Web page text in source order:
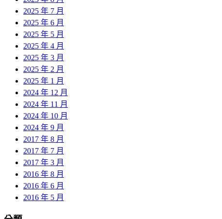
2025 年 7 月
2025 年 6 月
2025 年 5 月
2025 年 4 月
2025 年 3 月
2025 年 2 月
2025 年 1 月
2024 年 12 月
2024 年 11 月
2024 年 10 月
2024 年 9 月
2017 年 8 月
2017 年 7 月
2017 年 3 月
2016 年 8 月
2016 年 6 月
2016 年 5 月